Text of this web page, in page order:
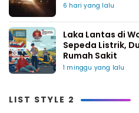
6 hari yang lalu
Laka Lantas di
Sepeda Listrik,
Rumah Sakit
1 minggu yang lalu
LIST STYLE 2